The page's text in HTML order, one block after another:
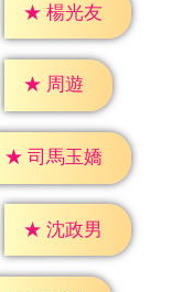
★ 楊光友
★ 周遊
★ 司馬玉嬌
★ 沈政男